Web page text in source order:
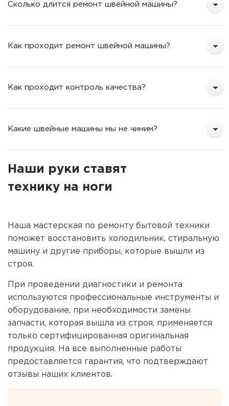
Сколько длится ремонт швейной машины?
Как проходит ремонт швейной машины?
Как проходит контроль качества?
Какие швейные машины мы не чиним?
Наши руки ставят
технику на ноги
Наша мастерская по ремонту бытовой техники
поможет восстановить холодильник, стиральную
машину и другие приборы, которые вышли из
строя.
При проведении диагностики и ремонта
используются профессиональные инструменты и
оборудование, при необходимости замены
запчасти, которая вышла из строя, применяется
только сертифицированная оригинальная
продукция. На все выполненные работы
предоставляется гарантия, что подтверждают
отзывы наших клиентов.